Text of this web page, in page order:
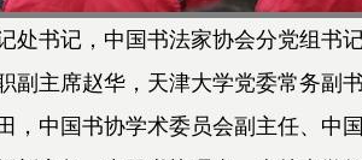
书记，中国书法家协会分党组书
主席赵华，天津大学党委常务副
中国书协学术委员会副主任、中